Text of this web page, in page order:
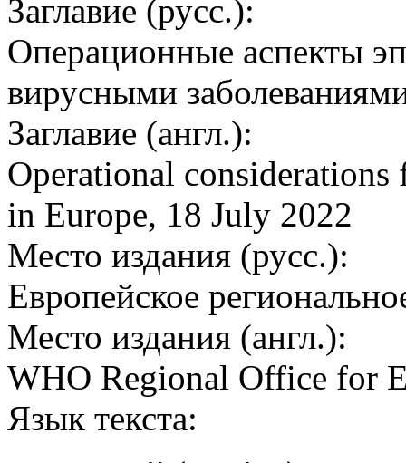
Заглавие (русс.):
Операционные аспекты
вирусными
Заглавие (англ.):
Operational
in Europe, 18 July 2022
Место издания (русс.):
Европейское
Место издания (англ.):
WHO Regional Office for
Язык текста: